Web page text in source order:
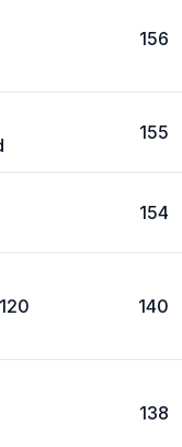
156
155
154
140
138